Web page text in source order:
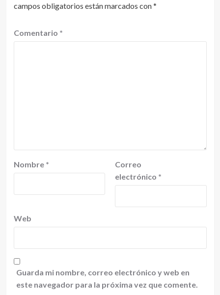
campos obligatorios están marcados con*
Comentario *
Nombre *
Correo
electrónico *
Web
Guarda mi nombre, correo electrónico y web en
este navegador para la próxima vez que comente.